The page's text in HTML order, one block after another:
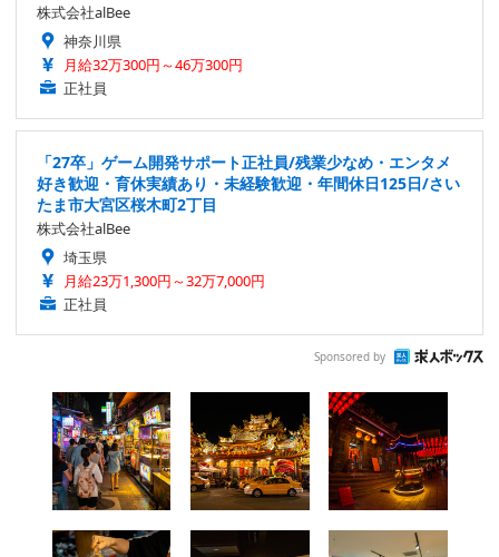
株式会社alBee
神奈川県
月給32万300円～46万300円
正社員
「27卒」ゲーム開発サポート正社員/残業少なめ・エンタメ
好き歓迎・育休実績あり・未経験歓迎・年間休日125日/さい
たま市大宮区桜木町2丁目
株式会社alBee
埼玉県
月給23万1,300円～32万7,000円
正社員
Sponsored by